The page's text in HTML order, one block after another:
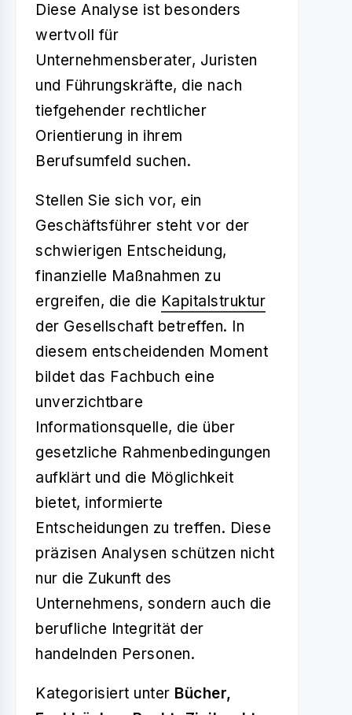
Diese Analyse ist besonders
wertvoll für
Unternehmensberater, Juristen
und Führungskräfte, die nach
tiefgehender rechtlicher
Orientierung in ihrem
Berufsumfeld suchen.
Stellen Sie sich vor, ein
Geschäftsführer steht vor der
schwierigen Entscheidung,
finanzielle Maßnahmen zu
ergreifen, die die Kapitalstruktur
der Gesellschaft betreffen. In
diesem entscheidenden Moment
bildet das Fachbuch eine
unverzichtbare
Informationsquelle, die über
gesetzliche Rahmenbedingungen
aufklärt und die Möglichkeit
bietet, informierte
Entscheidungen zu treffen. Diese
präzisen Analysen schützen nicht
nur die Zukunft des
Unternehmens, sondern auch die
berufliche Integrität der
handelnden Personen.
Kategorisiert unter Bücher,